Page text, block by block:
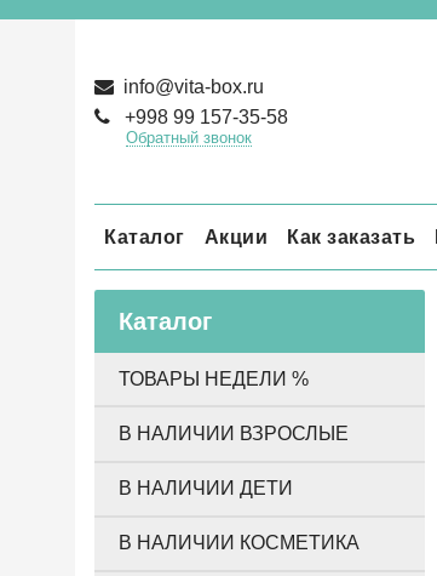
info@vita-box.ru
+998 99 157-35-58
Обратный звонок
Каталог Акции Как заказать
Каталог
ТОВАРЫ НЕДЕЛИ %
В НАЛИЧИИ ВЗРОСЛЫЕ
В НАЛИЧИИ ДЕТИ
В НАЛИЧИИ КОСМЕТИКА